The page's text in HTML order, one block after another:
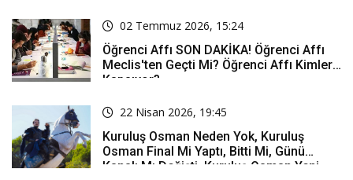
02 Temmuz 2026, 15:24
Öğrenci Affı SON DAKİKA! Öğrenci Affı
Meclis'ten Geçti Mi? Öğrenci Affı Kimleri
Kapsıyor?
22 Nisan 2026, 19:45
Kuruluş Osman Neden Yok, Kuruluş
Osman Final Mi Yaptı, Bitti Mi, Günü
Kanalı Mı Değişti, Kuruluş Osman Yeni